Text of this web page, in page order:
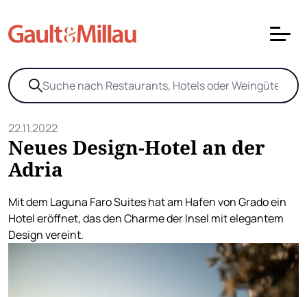
22.11.2022
Neues Design-Hotel an der
Adria
Mit dem Laguna Faro Suites hat am Hafen von Grado ein
Hotel eröffnet, das den Charme der Insel mit elegantem
Design vereint.